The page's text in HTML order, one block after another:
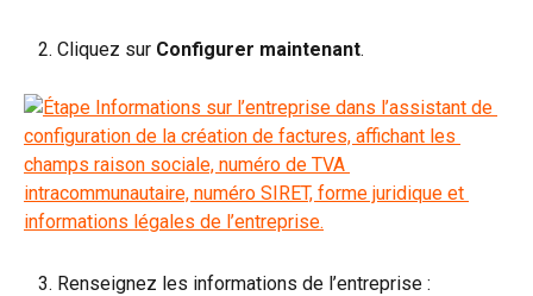
   2. Cliquez sur
Configurer maintenant.
   3. Renseignez les informations de l’entreprise :